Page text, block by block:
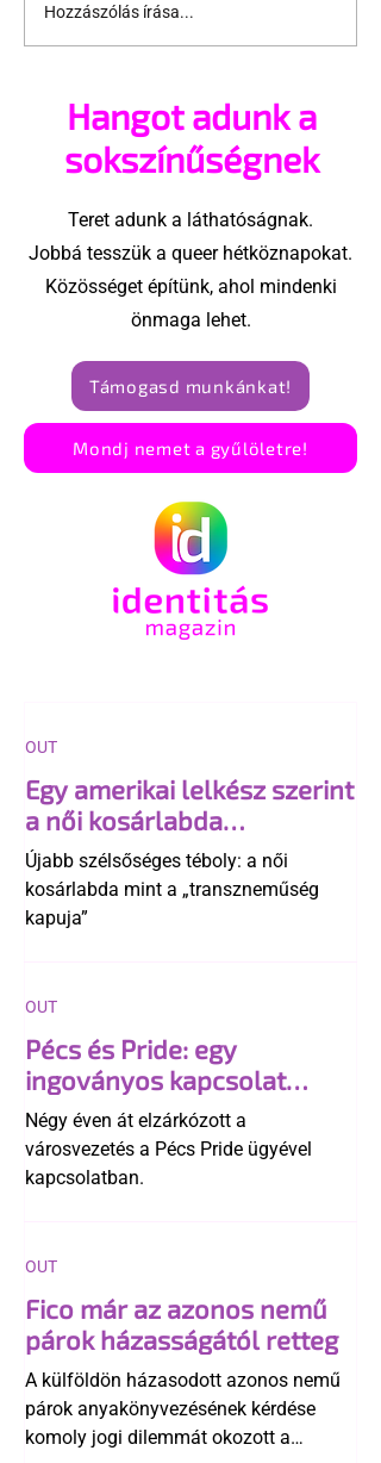
Intim kiállítás nyílt
Berlin Meleg
Hozzászólás írása...
Hangot adunk a
sokszínűségnek
Teret adunk a láthatóságnak.
Jobbá tesszük a queer hétköznapokat.
Közösséget építünk, ahol mindenki
önmaga lehet.
Támogasd munkánkat!
Mondj nemet a gyűlöletre!
Egy amerikai lelkész szerint
a női kosárlabda
transzneműséghez vezet
Újabb szélsőséges téboly: a női
kosárlabda mint a „transzneműség
kapuja”
OUT
Pécs és Pride: egy
ingoványos kapcsolat
története
Négy éven át elzárkózott a
városvezetés a Pécs Pride ügyével
kapcsolatban.
OUT
Fico már az azonos nemű
párok házasságától retteg
A külföldön házasodott azonos nemű
párok anyakönyvezésének kérdése
komoly jogi dilemmát okozott a
OUT